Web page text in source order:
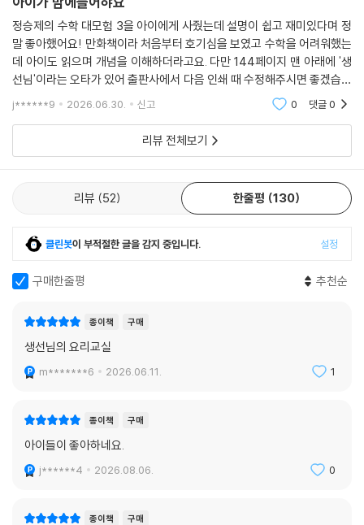
정승제의 수학 대모험 3을 아이에게 사줬는데 설명이 쉽고 재미있다며 정
말 좋아했어요! 만화책이라 처음부터 호기심을 보였고 수학을 어려워했는
데 아이도 읽으며 개념을 이해하더라고요. 다만 144페이지 맨 아래에 '생
선님'이라는 오타가 있어 출판사에서 다음 인쇄 때 수정해주시면 좋겠습니
다. 아이의 수학 흥미 유발에는 강력 추천하는 책이에요^^
j******9 2026.06.30. 신고 0 댓글0
리뷰 전체보기
리뷰 52 한줄평 130
클린봇이 부적절한 글을 감지 중입니다. 설정
구매한줄평 추천순
종이책 구매
생선님의 요리교실
m*******6 2026.06.11. 1
종이책 구매
아이들이 좋아하네요.
j******4 2026.08.06. 0
종이책 구매